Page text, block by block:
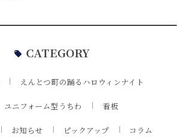
CATEGORY
えんとつ町の踊るハロウィンナイト
ユニフォーム型うちわ 看板
お知らせ ピックアップ コラム